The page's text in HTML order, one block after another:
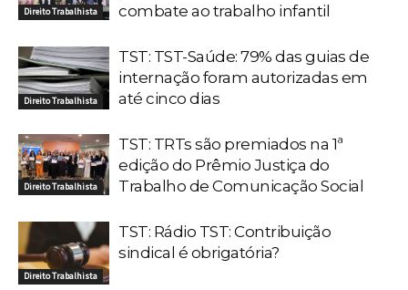
Direito Trabalhista
combate ao trabalho infantil
Direito Trabalhista
TST: TST-Saúde: 79% das guias de
internação foram autorizadas em
até cinco dias
Direito Trabalhista
TST: TRTs são premiados na 1ª
edição do Prêmio Justiça do
Trabalho de Comunicação Social
Direito Trabalhista
TST: Rádio TST: Contribuição
sindical é obrigatória?